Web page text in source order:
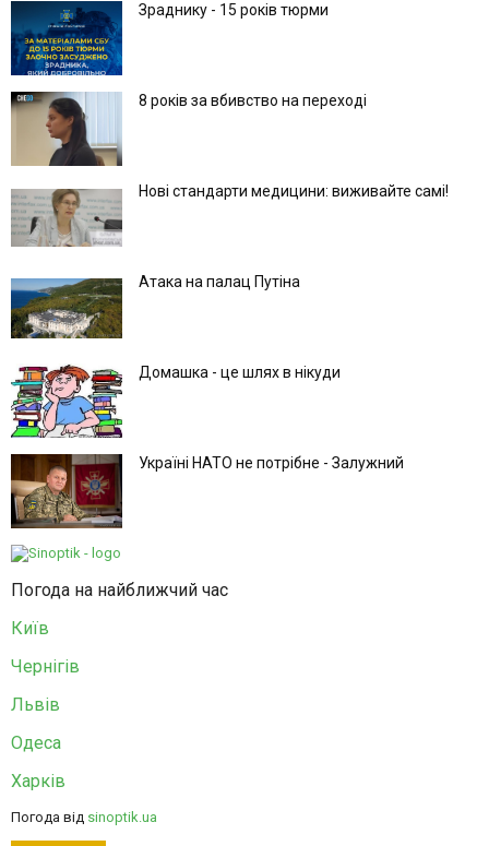
Зраднику - 15 років тюрми
8 років за вбивство на переході
Нові стандарти медицини: виживайте самі!
Атака на палац Путіна
Домашка - це шлях в нікуди
Україні НАТО не потрібне - Залужний
Погода на найближчий час
Київ
Чернігів
Львів
Одеса
Харків
Погода від sinoptik.ua